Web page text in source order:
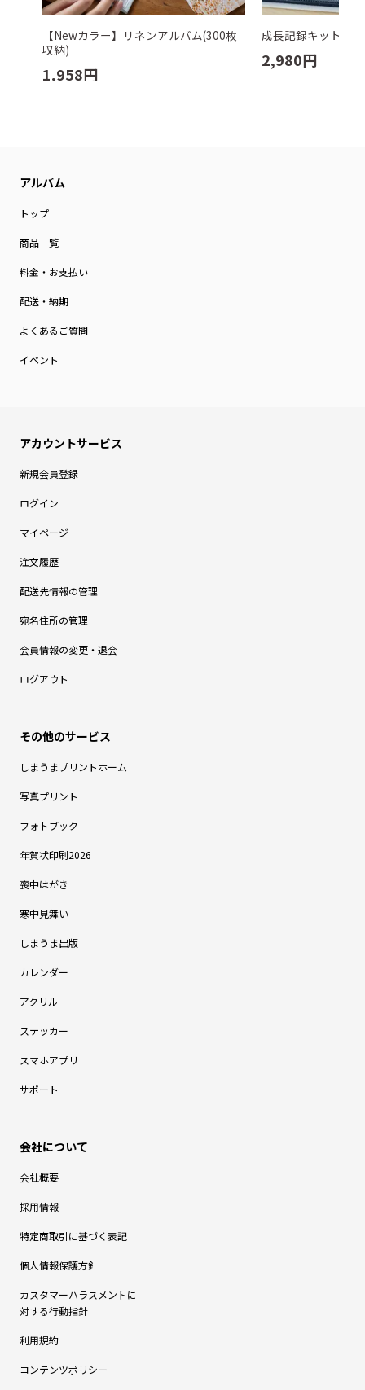
【Newカラー】リネンアルバム(300枚
収納)
1,958円
成長記録キット す
2,980円
トップ
商品一覧
料金・お支払い
配送・納期
よくあるご質問
イベント
新規会員登録
ログイン
マイページ
注文履歴
配送先情報の管理
宛名住所の管理
会員情報の変更・退会
ログアウト
しまうまプリントホーム
写真プリント
フォトブック
年賀状印刷2026
喪中はがき
寒中見舞い
しまうま出版
カレンダー
アクリル
ステッカー
スマホアプリ
サポート
会社概要
採用情報
特定商取引に基づく表記
個人情報保護方針
カスタマーハラスメントに
対する行動指針
利用規約
コンテンツポリシー